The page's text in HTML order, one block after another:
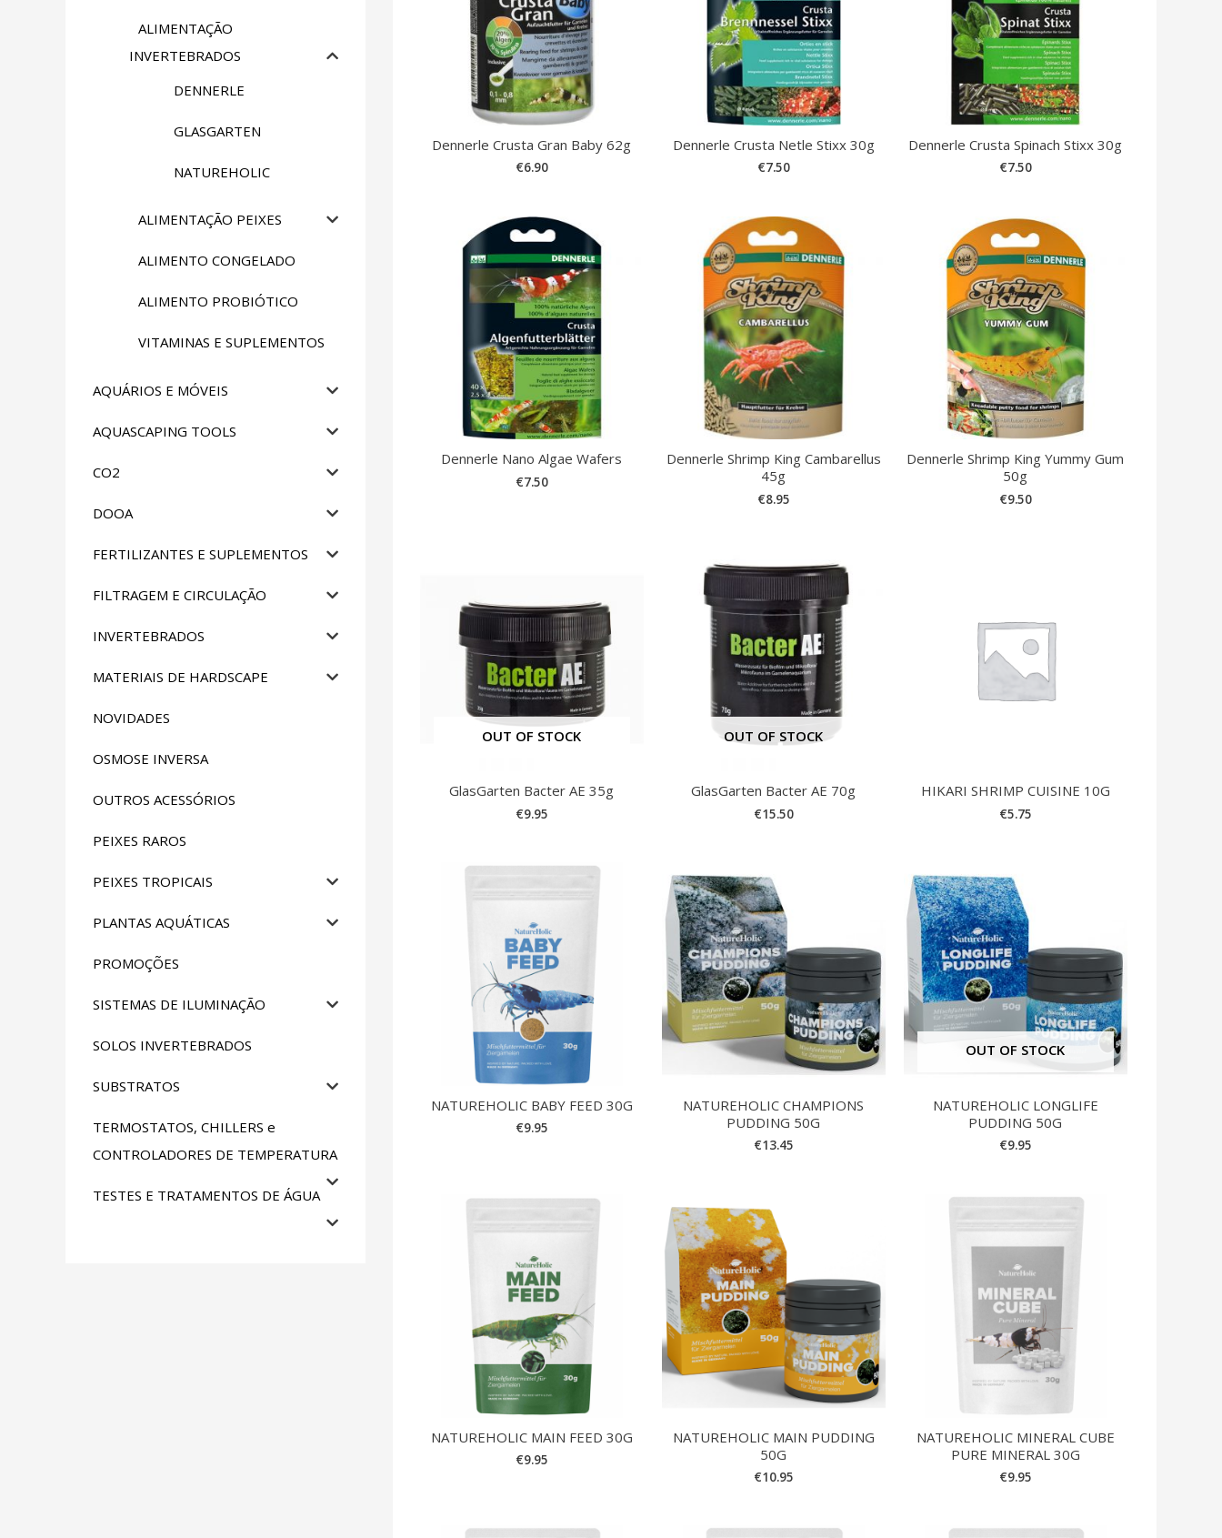
ALIMENTAÇÃO
INVERTEBRADOS
DENNERLE
GLASGARTEN
NATUREHOLIC
ALIMENTAÇÃO PEIXES
ALIMENTO CONGELADO
ALIMENTO PROBIÓTICO
VITAMINAS E SUPLEMENTOS
AQUÁRIOS E MÓVEIS
AQUASCAPING TOOLS
CO2
DOOA
FERTILIZANTES E SUPLEMENTOS
FILTRAGEM E CIRCULAÇÃO
INVERTEBRADOS
MATERIAIS DE HARDSCAPE
NOVIDADES
OSMOSE INVERSA
OUTROS ACESSÓRIOS
PEIXES RAROS
PEIXES TROPICAIS
PLANTAS AQUÁTICAS
PROMOÇÕES
SISTEMAS DE ILUMINAÇÃO
SOLOS INVERTEBRADOS
SUBSTRATOS
TERMOSTATOS, CHILLERS e
CONTROLADORES DE TEMPERATURA
TESTES E TRATAMENTOS DE ÁGUA
Dennerle Crusta Gran Baby 62g
€6.90
Dennerle Crusta Netle Stixx 30g
€7.50
Dennerle Crusta Spinach Stixx 30g
€7.50
Dennerle Nano Algae Wafers
€7.50
Dennerle Shrimp King Cambarellus
45g
€8.95
Dennerle Shrimp King Yummy Gum
50g
€9.50
OUT OF STOCK
GlasGarten Bacter AE 35g
€9.95
OUT OF STOCK
GlasGarten Bacter AE 70g
€15.50
HIKARI SHRIMP CUISINE 10G
€5.75
NATUREHOLIC BABY FEED 30G
€9.95
NATUREHOLIC CHAMPIONS
PUDDING 50G
€13.45
OUT OF STOCK
NATUREHOLIC LONGLIFE
PUDDING 50G
€9.95
NATUREHOLIC MAIN FEED 30G
€9.95
NATUREHOLIC MAIN PUDDING
50G
€10.95
NATUREHOLIC MINERAL CUBE
PURE MINERAL 30G
€9.95